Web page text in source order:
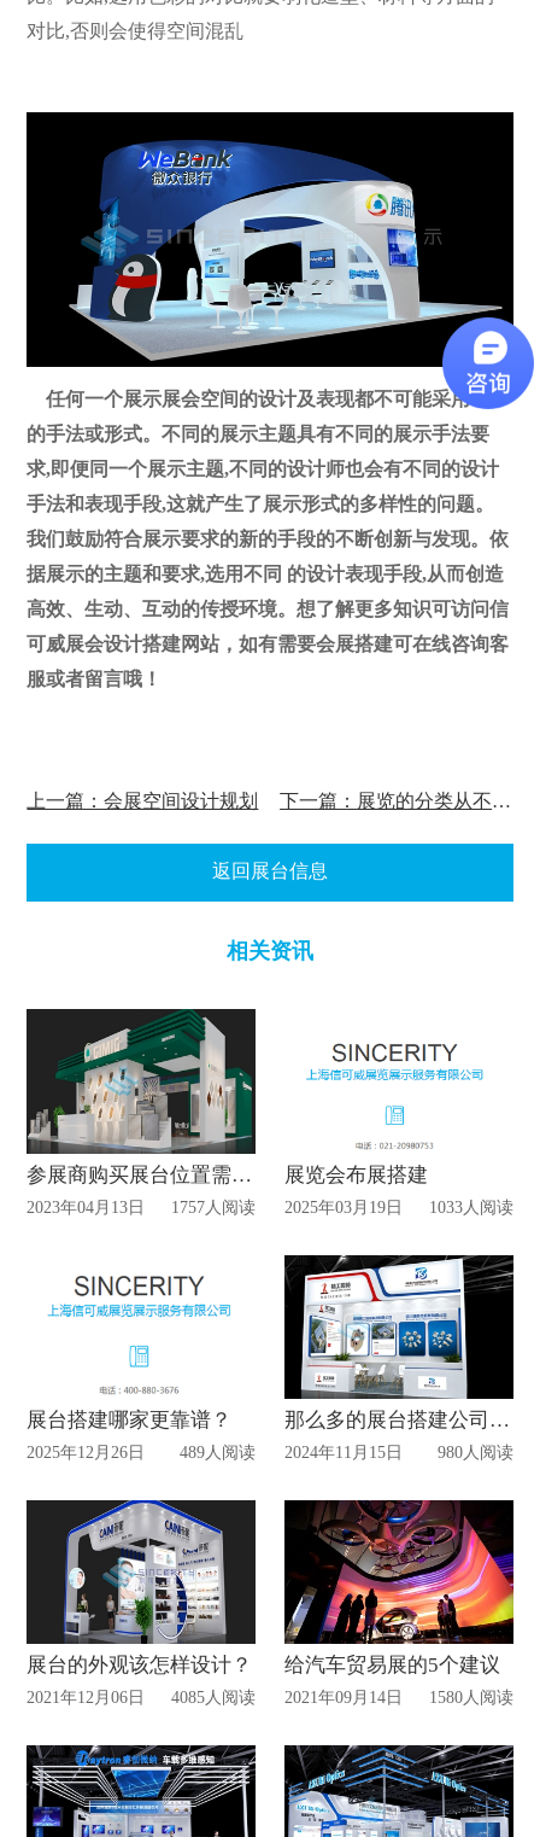
对比,否则会使得空间混乱
任何一个展示展会空间的设计及表现都不可能采用单一
的手法或形式。不同的展示主题具有不同的展示手法要
求,即便同一个展示主题,不同的设计师也会有不同的设计
手法和表现手段,这就产生了展示形式的多样性的问题。
我们鼓励符合展示要求的新的手段的不断创新与发现。依
据展示的主题和要求,选用不同 的设计表现手段,从而创造
高效、生动、互动的传授环境。想了解更多知识可访问信
可威展会设计搭建网站，如有需要会展搭建可在线咨询客
服或者留言哦！
上一篇：会展空间设计规划 下一篇：展览的分类从不同的角度划分为几种形式？
返回展台信息
相关资讯
参展商购买展台位置需要考虑哪些方面？
2023年04月13日 1757人阅读
展览会布展搭建
2025年03月19日 1033人阅读
展台搭建哪家更靠谱？
2025年12月26日 489人阅读
那么多的展台搭建公司为什么选择信可威？
2024年11月15日 980人阅读
展台的外观该怎样设计？
2021年12月06日 4085人阅读
给汽车贸易展的5个建议
2021年09月14日 1580人阅读